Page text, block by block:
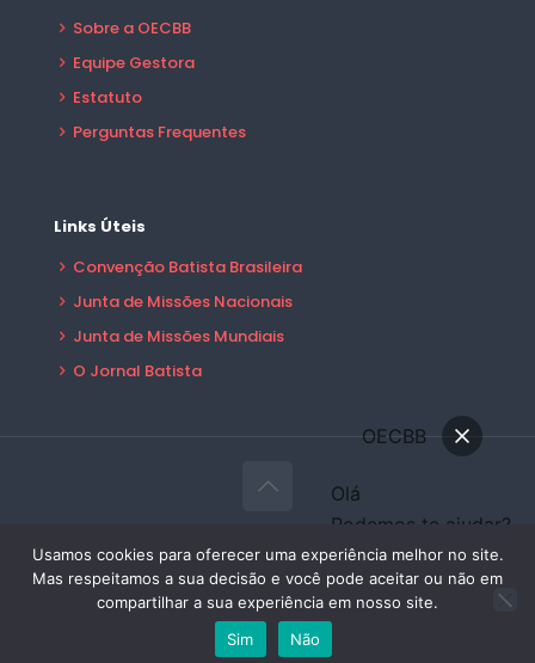
Sobre a OECBB
Equipe Gestora
Estatuto
Perguntas Frequentes
Links Úteis
Convenção Batista Brasileira
Junta de Missões Nacionais
Junta de Missões Mundiais
O Jornal Batista
Desenvolvido por:Sales Publicidade
Área do Filiado
OECBB
Olá
Podemos te ajudar?
Conversar
Usamos cookies para oferecer uma experiência melhor no site.
Mas respeitamos a sua decisão e você pode aceitar ou não em
compartilhar a sua experiência em nosso site.
Sim
Não